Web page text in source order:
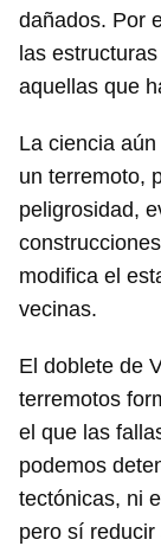
dañados. Por
las
aquellas que
La ciencia
un terremoto,
peligrosidad,
modifica el
vecinas.
El doblete de
terremotos
el que las
podemos
tectónicas, ni
pero sí